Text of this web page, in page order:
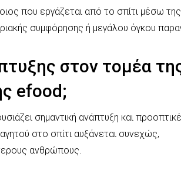
που εργάζεται από το σπίτι μέσω
συμφόρησης ή μεγάλου όγκου
στον τομέα
efood;
σημαντική ανάπτυξη και
στο σπίτι αυξάνεται συνεχώς,
ανθρώπους.